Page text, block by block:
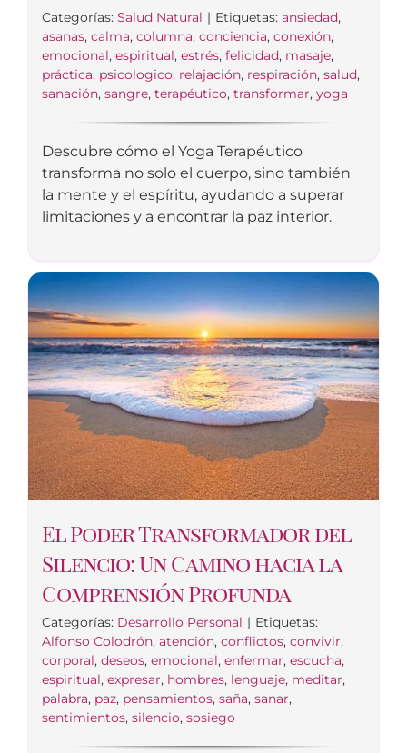
Categorías: Salud Natural | Etiquetas: ansiedad,
asanas, calma, columna, conciencia, conexión,
emocional, espiritual, estrés, felicidad, masaje,
práctica, psicologico, relajación, respiración, salud,
sanación, sangre, terapéutico, transformar, yoga
Descubre cómo el Yoga Terapéutico
transforma no solo el cuerpo, sino también
la mente y el espíritu, ayudando a superar
limitaciones y a encontrar la paz interior.
El Poder Transformador del
Silencio: Un Camino hacia la
Comprensión Profunda
Categorías: Desarrollo Personal | Etiquetas:
Alfonso Colodrón, atención, conflictos, convivir,
corporal, deseos, emocional, enfermar, escucha,
espiritual, expresar, hombres, lenguaje, meditar,
palabra, paz, pensamientos, saña, sanar,
sentimientos, silencio, sosiego